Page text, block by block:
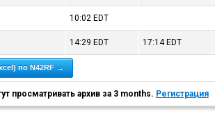
10:02 EDT
14:29 EDT 17:14 EDT
по N42RF →
просматривать архив за 3 months. Регистрация